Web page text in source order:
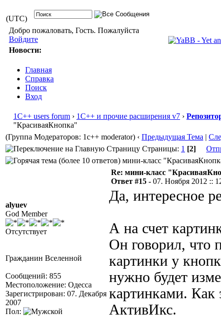
(UTC)
Добро пожаловать, Гость. Пожалуйста
Войдите
Новости:
Главная
Справка
Поиск
Вход
1С++ users forum › 1С++ и прочие расширения v7 ›
"КрасиваяКнопка"
(Группа Модераторов: 1c++ moderator) ‹ Предыдущая Тема |
Страницы: 1 [2]
мини-класс
alyuev
God Member
Отсутствует
Гражданин Вселенной
Сообщений: 855
Местоположение: Одесса
Зарегистрирован: 07. Декабря
2007
Пол:
Re: мини-класс
Ответ #15 - 07. Ноября 2012 ::
Да, интересное
А на счет
Он говорил, что
картинки у
нужно будет
картинками. Как
АктивИкс.